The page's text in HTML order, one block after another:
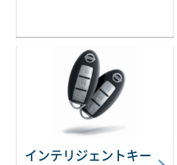
インテリジェントキー